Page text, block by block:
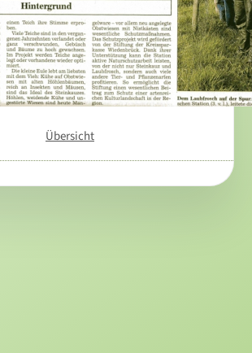
Übersicht